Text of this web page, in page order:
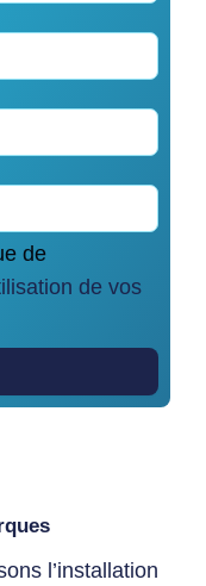
de
de vos
l’installation